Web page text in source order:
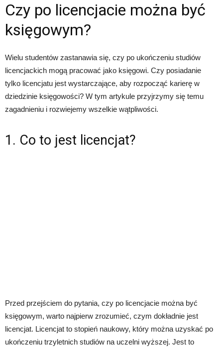
Czy po licencjacie można być
księgowym?
Wielu studentów zastanawia się, czy po ukończeniu studiów
licencjackich mogą pracować jako księgowi. Czy posiadanie
tylko licencjatu jest wystarczające, aby rozpocząć karierę w
dziedzinie księgowości? W tym artykule przyjrzymy się temu
zagadnieniu i rozwiejemy wszelkie wątpliwości.
1. Co to jest licencjat?
Przed przejściem do pytania, czy po licencjacie można być
księgowym, warto najpierw zrozumieć, czym dokładnie jest
licencjat. Licencjat to stopień naukowy, który można uzyskać po
ukończeniu trzyletnich studiów na uczelni wyższej. Jest to